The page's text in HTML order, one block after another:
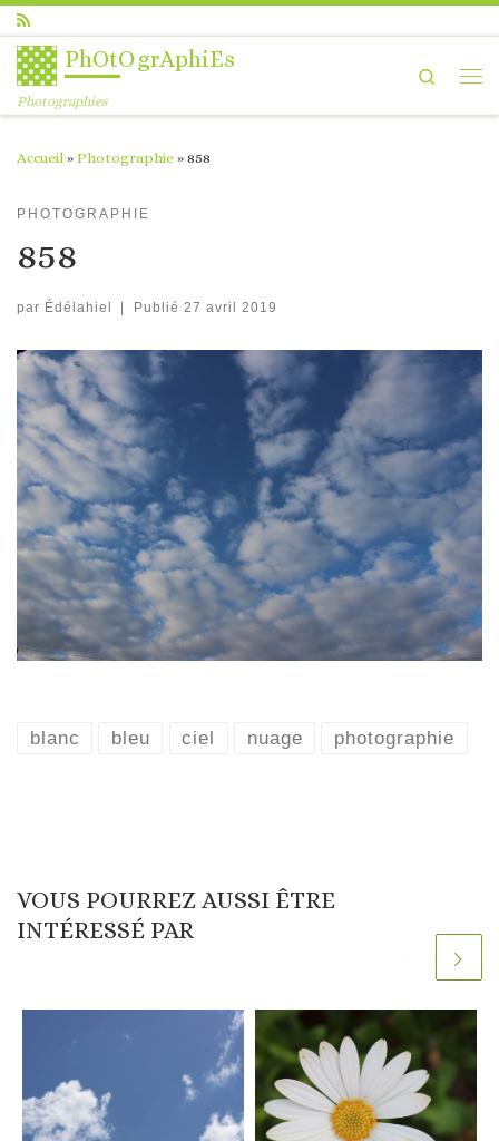
Passer au contenu
PhOtOgrAphiEs
Photographies
Search
Accueil » Photographie » 858
PHOTOGRAPHIE
858
par Édélahiel Publié 27 avril 2019
blanc bleu ciel nuage photographie
VOUS POURREZ AUSSI ÊTRE
INTÉRESSÉ PAR